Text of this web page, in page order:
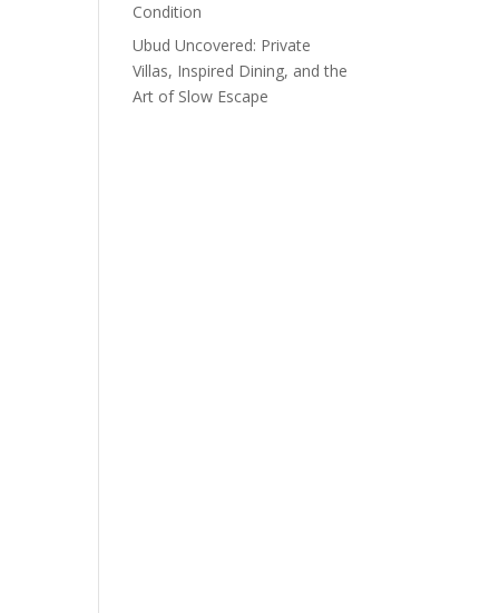
Condition
Ubud Uncovered: Private
Villas, Inspired Dining, and the
Art of Slow Escape